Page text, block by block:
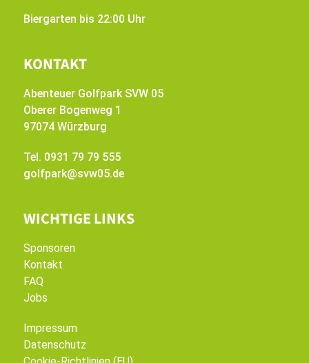
Biergarten bis 22:00 Uhr
KONTAKT
Abenteuer Golfpark SVW 05
Oberer Bogenweg 1
97074 Würzburg
Tel. 0931 79 79 555
golfpark@svw05.de
WICHTIGE LINKS
Sponsoren
Kontakt
FAQ
Jobs
Impressum
Datenschutz